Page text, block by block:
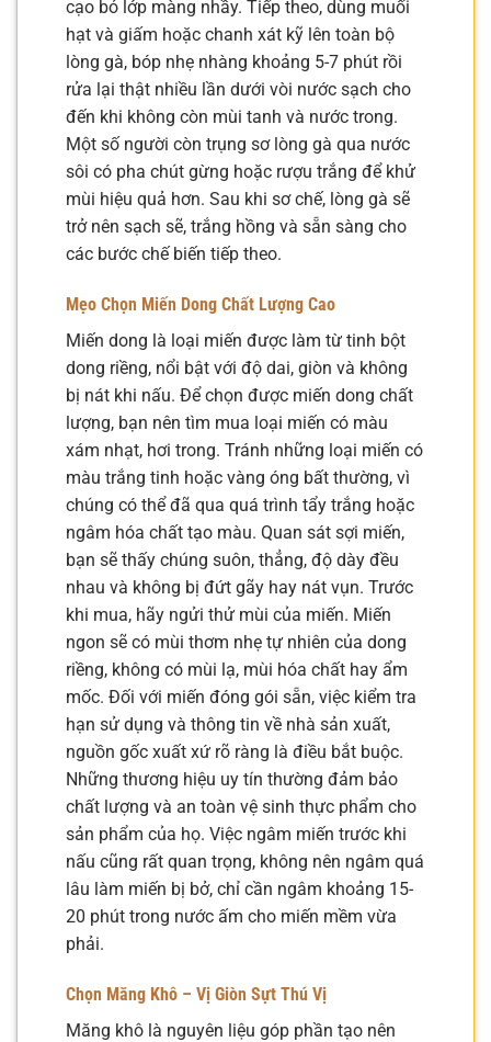
cạo bỏ lớp màng nhầy. Tiếp theo, dùng muối
hạt và giấm hoặc chanh xát kỹ lên toàn bộ
lòng gà, bóp nhẹ nhàng khoảng 5-7 phút rồi
rửa lại thật nhiều lần dưới vòi nước sạch cho
đến khi không còn mùi tanh và nước trong.
Một số người còn trụng sơ lòng gà qua nước
sôi có pha chút gừng hoặc rượu trắng để khử
mùi hiệu quả hơn. Sau khi sơ chế, lòng gà sẽ
trở nên sạch sẽ, trắng hồng và sẵn sàng cho
các bước chế biến tiếp theo.
Mẹo Chọn Miến Dong Chất Lượng Cao
Miến dong là loại miến được làm từ tinh bột
dong riềng, nổi bật với độ dai, giòn và không
bị nát khi nấu. Để chọn được miến dong chất
lượng, bạn nên tìm mua loại miến có màu
xám nhạt, hơi trong. Tránh những loại miến có
màu trắng tinh hoặc vàng óng bất thường, vì
chúng có thể đã qua quá trình tẩy trắng hoặc
ngâm hóa chất tạo màu. Quan sát sợi miến,
bạn sẽ thấy chúng suôn, thẳng, độ dày đều
nhau và không bị đứt gãy hay nát vụn. Trước
khi mua, hãy ngửi thử mùi của miến. Miến
ngon sẽ có mùi thơm nhẹ tự nhiên của dong
riềng, không có mùi lạ, mùi hóa chất hay ẩm
mốc. Đối với miến đóng gói sẵn, việc kiểm tra
hạn sử dụng và thông tin về nhà sản xuất,
nguồn gốc xuất xứ rõ ràng là điều bắt buộc.
Những thương hiệu uy tín thường đảm bảo
chất lượng và an toàn vệ sinh thực phẩm cho
sản phẩm của họ. Việc ngâm miến trước khi
nấu cũng rất quan trọng, không nên ngâm quá
lâu làm miến bị bở, chỉ cần ngâm khoảng 15-
20 phút trong nước ấm cho miến mềm vừa
phải.
Chọn Măng Khô – Vị Giòn Sựt Thú Vị
Măng khô là nguyên liệu góp phần tạo nên